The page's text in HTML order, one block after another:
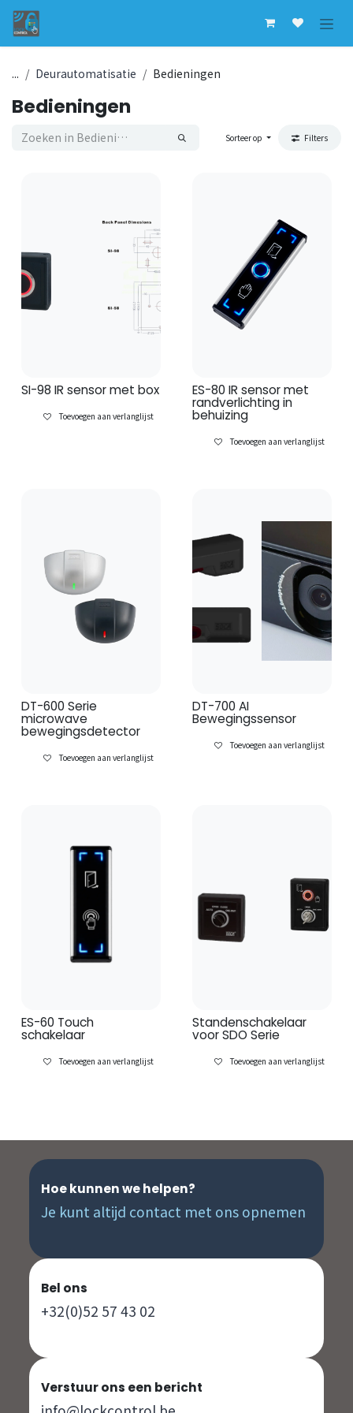
... Deurautomatisatie Bedieningen
Bedieningen
Sorteer op Filters
SI-98 IR sensor met box
Toevoegen aan verlanglijst
ES-80 IR sensor met
randverlichting in
behuizing
Toevoegen aan verlanglijst
DT-600 Serie
microwave
bewegingsdetector
Toevoegen aan verlanglijst
DT-700 AI
Bewegingssensor
Toevoegen aan verlanglijst
ES-60 Touch
schakelaar
Toevoegen aan verlanglijst
Standenschakelaar
voor SDO Serie
Toevoegen aan verlanglijst
Hoe kunnen we helpen?
Je kunt altijd contact met ons opnemen
Bel ons
+32(0)52 57 43 02
Verstuur ons een bericht